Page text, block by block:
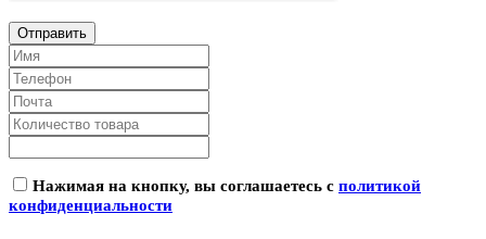
Нажимая на кнопку, вы соглашаетесь с политикой
конфиденциальности